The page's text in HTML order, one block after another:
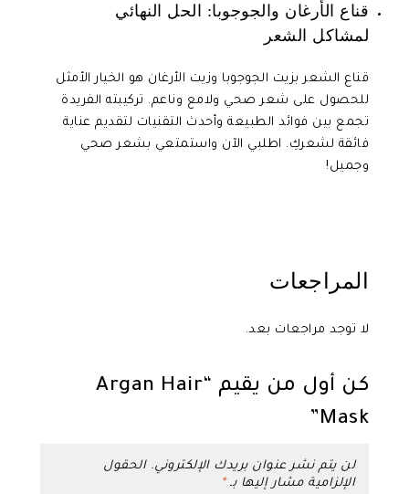
قناع الأرغان والجوجوبا: الحل النهائي
لمشاكل الشعر
قناع الشعر بزيت الجوجوبا وزيت الأرغان هو الخيار الأمثل
للحصول على شعر صحي ولامع وناعم. تركيبته الفريدة
تجمع بين فوائد الطبيعة وأحدث التقنيات لتقديم عناية
فائقة لشعركِ. اطلبي الآن واستمتعي بشعر صحي
وجميل!
المراجعات
لا توجد مراجعات بعد.
كن أول من يقيم “Argan Hair
Mask”
لن يتم نشر عنوان بريدك الإلكتروني. الحقول
الإلزامية مشار إليها بـ*